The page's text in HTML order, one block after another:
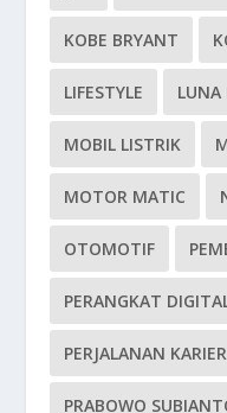
KOBE BRYANT
LIFESTYLE LUNA
MOBIL LISTRIK
MOTOR MATIC
OTOMOTIF
PERANGKAT
PERJALANAN
PRABOWO